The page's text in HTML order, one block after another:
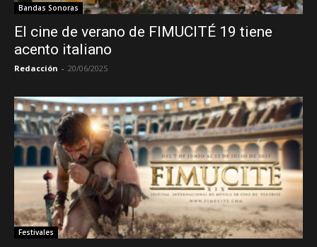
Bandas Sonoras
El cine de verano de FIMUCITÉ 19 tiene
acento italiano
Redacción - 20/06/2025
Festivales